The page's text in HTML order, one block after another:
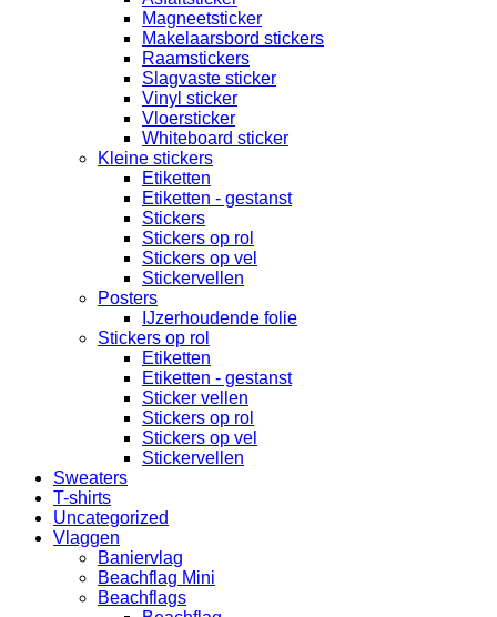
Magneetsticker
Makelaarsbord stickers
Raamstickers
Slagvaste sticker
Vinyl sticker
Vloersticker
Whiteboard sticker
Kleine stickers
Etiketten
Etiketten - gestanst
Stickers
Stickers op rol
Stickers op vel
Stickervellen
Posters
IJzerhoudende folie
Stickers op rol
Etiketten
Etiketten - gestanst
Sticker vellen
Stickers op rol
Stickers op vel
Stickervellen
Sweaters
T-shirts
Uncategorized
Vlaggen
Baniervlag
Beachflag Mini
Beachflags